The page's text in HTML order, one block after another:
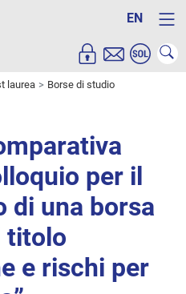
EN
laurea Borse di studio
per il
di una borsa
titolo
e rischi per